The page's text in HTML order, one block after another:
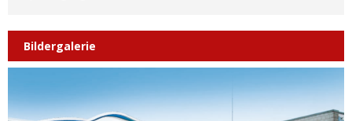
Bildergalerie